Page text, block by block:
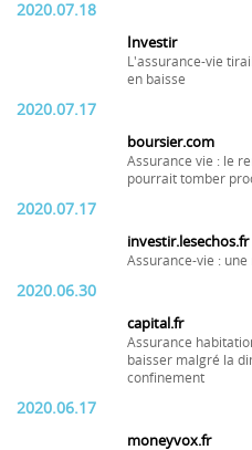
2020.07.18
Investir
L'assurance-vie
en baisse
2020.07.17
boursier.com
Assurance vie : le
pourrait tomber
2020.07.17
investir.lesechos.fr
Assurance-vie :
2020.06.30
capital.fr
Assurance
baisser malgré la
confinement
2020.06.17
moneyvox.fr